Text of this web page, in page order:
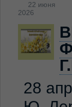
22 июня
2026
28